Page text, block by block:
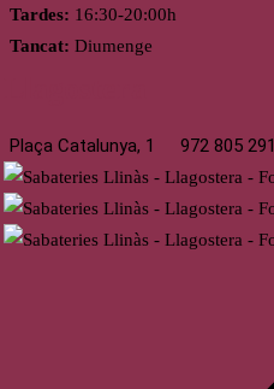
Tardes: 16:30-20:00h
Tancat: Diumenge
Plaça Catalunya, 1 972 805 291